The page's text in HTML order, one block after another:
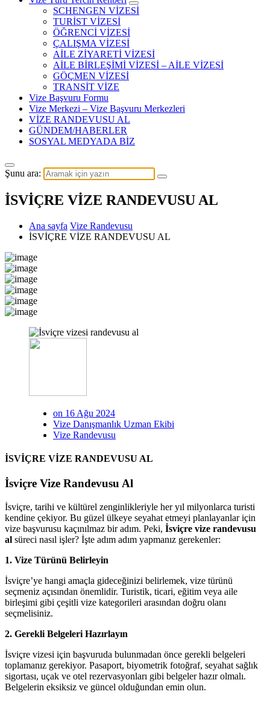
SCHENGEN VİZESİ
TURİST VİZESİ
ÖĞRENCİ VİZESİ
ÇALIŞMA VİZESİ
AİLE ZİYARETİ VİZESİ
AİLE BİRLEŞİMİ VİZESİ – AİLE VİZESİ
GÖÇMEN VİZESİ
TRANSİT VİZE
Vize Başvuru Formu
Vize Merkezi – Vize Başvuru Merkezleri
VİZE RANDEVUSU AL
GÜNDEM/HABERLER
SOSYAL MEDYADA BİZ
Şunu ara:
İSVİÇRE VİZE RANDEVUSU AL
Ana sayfa Vize Randevusu
İSVİÇRE VİZE RANDEVUSU AL
on 16 Ağu 2024
Vize Danışmanlık Uzman Ekibi
Vize Randevusu
İSVİÇRE VİZE RANDEVUSU AL
İsviçre Vize Randevusu Al
İsviçre, tarihi ve kültürel zenginlikleriyle her yıl milyonlarca turisti
kendine çekiyor. Bu güzel ülkeye seyahat etmeyi planlayanlar için
vize başvurusu kaçınılmaz bir adım. Peki, İsviçre vize randevusu
al süreci nasıl işler? İşte adım adım yapmanız gerekenler:
1. Vize Türünü Belirleyin
İsviçre’ye hangi amaçla gideceğinizi belirlemek, vize türünü
seçmeniz açısından önemlidir. Turistik, ticari, eğitim veya aile
birleşimi gibi çeşitli vize kategorileri arasından doğru olanı
seçmelisiniz.
2. Gerekli Belgeleri Hazırlayın
İsviçre vizesi için başvuruda bulunmadan önce gerekli belgeleri
toplamanız gerekiyor. Pasaport, biyometrik fotoğraf, seyahat sağlık
sigortası, uçak ve otel rezervasyonları gibi belgeler hazır olmalı.
Belgelerin eksiksiz ve güncel olduğundan emin olun.